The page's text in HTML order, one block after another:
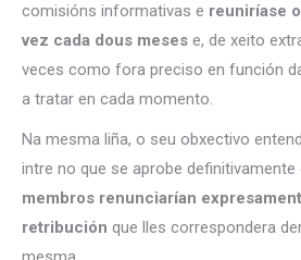
comisións informativas e reuniríase
vez cada dous meses e, de xeito
veces como fora preciso en función
a tratar en cada momento.
Na mesma liña, o seu obxectivo
intre no que se aprobe definitivamente
membros renunciarían
retribución que lles correspondera